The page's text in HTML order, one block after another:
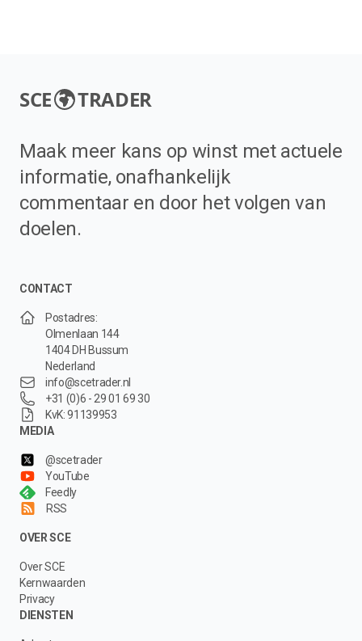
SCE TRADER
Maak meer kans op winst met actuele
informatie, onafhankelijk
commentaar en door het volgen van
doelen.
CONTACT
Postadres:
Olmenlaan 144
1404 DH Bussum
Nederland
info@scetrader.nl
+31 (0)6 - 29 01 69 30
KvK: 91139953
MEDIA
@scetrader
YouTube
Feedly
RSS
OVER SCE
Over SCE
Kernwaarden
Privacy
DIENSTEN